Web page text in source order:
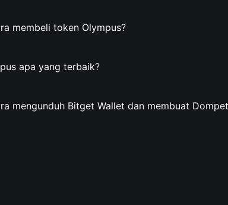
membeli token Olympus?
apa yang terbaik?
mengunduh Bitget Wallet dan membuat